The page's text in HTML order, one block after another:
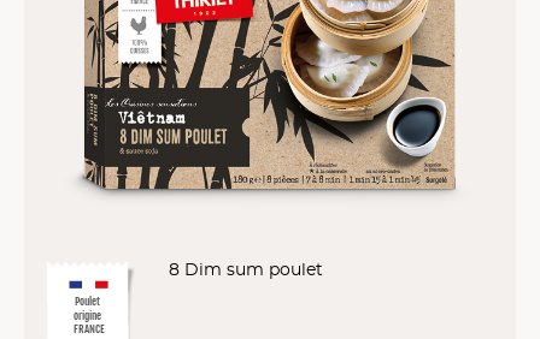
Poulet
origine
FRANCE
8 Dim sum poulet